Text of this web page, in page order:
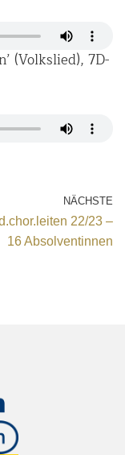
(Volkslied), 7D-
NÄCHSTE
22/23 –
16 Absolventinnen